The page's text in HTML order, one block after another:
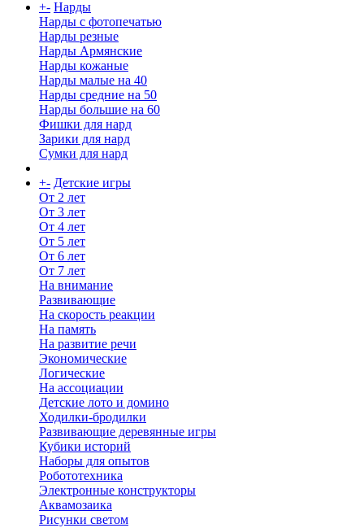
+- Нарды
Нарды с фотопечатью
Нарды резные
Нарды Армянские
Нарды кожаные
Нарды малые на 40
Нарды средние на 50
Нарды большие на 60
Фишки для нард
Зарики для нард
Сумки для нард
+- Детские игры
От 2 лет
От 3 лет
От 4 лет
От 5 лет
От 6 лет
От 7 лет
На внимание
Развивающие
На скорость реакции
На память
На развитие речи
Экономические
Логические
На ассоциации
Детские лото и домино
Ходилки-бродилки
Развивающие деревянные игры
Кубики историй
Наборы для опытов
Робототехника
Электронные конструкторы
Аквамозаика
Рисунки светом